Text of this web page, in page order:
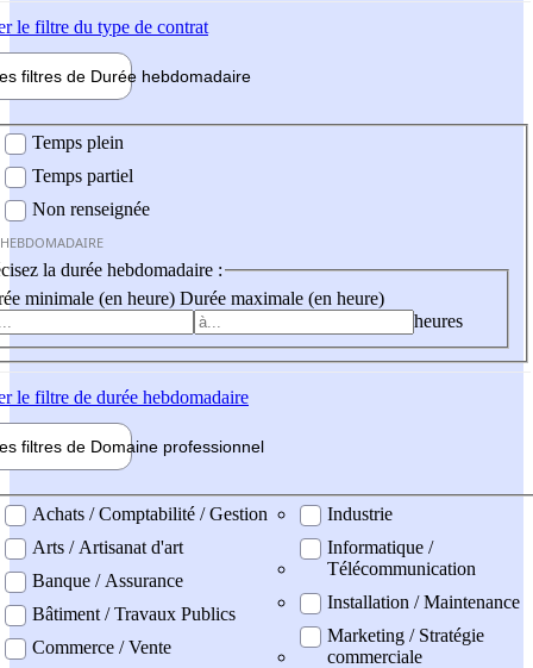
le filtre du type de contrat
filtres de Durée hebdomadaire
Temps plein
Temps partiel
Non renseignée
la durée hebdomadaire :
minimale (en heure) Durée maximale (en heure)
heures
le filtre de durée hebdomadaire
filtres de Domaine professionnel
professionel
Achats / Comptabilité / Gestion
Arts / Artisanat d'art
Banque / Assurance
Bâtiment / Travaux Publics
Commerce / Vente
Industrie
Informatique /
Télécommunication
Installation / Maintenance
Marketing / Stratégie
commerciale